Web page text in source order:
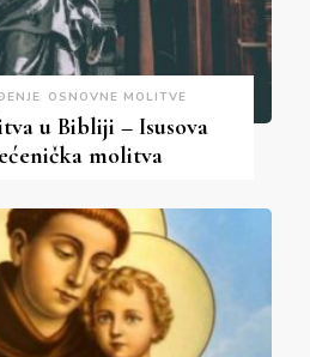
OSNOVNE MOLITVE
u Bibliji – Isusova
molitva